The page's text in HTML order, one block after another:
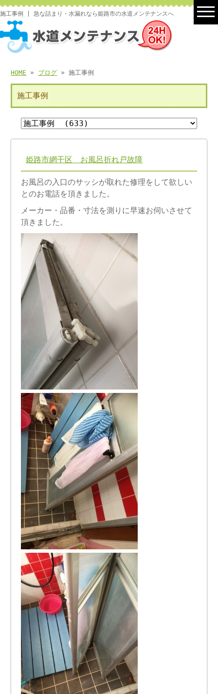
施工事例 | 急な詰まり・水漏れなら姫路市の水道メンテナンスへ
HOME » ブログ » 施工事例
施工事例
姫路市網干区 お風呂折れ戸故障
お風呂の入口のサッシが取れた修理をして欲しい
とのお電話を頂きました。
メーカー・品番・寸法を測りに早速お伺いさせて
頂きました。